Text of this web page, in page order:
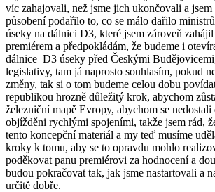
víc zahajovali, než jsme jich ukončovali a jsem
působení podařilo to, co se málo dařilo
úseky na dálnici D3, které jsem zároveň
premiérem a předpokládám, že budeme i
dálnice D3 úseky před Českými
legislativy, tam já naprosto souhlasím, pokud
změny, tak si o tom budeme celou dobu
republikou hrozně důležitý krok, abychom
železniční mapě Evropy, abychom se
objížděni rychlými spojeními, takže jsem rád,
tento koncepční materiál a my teď musíme
kroky k tomu, aby se to opravdu mohlo
poděkovat panu premiérovi za hodnocení a
budou pokračovat tak, jak jsme nastartovali a
určitě dobře.